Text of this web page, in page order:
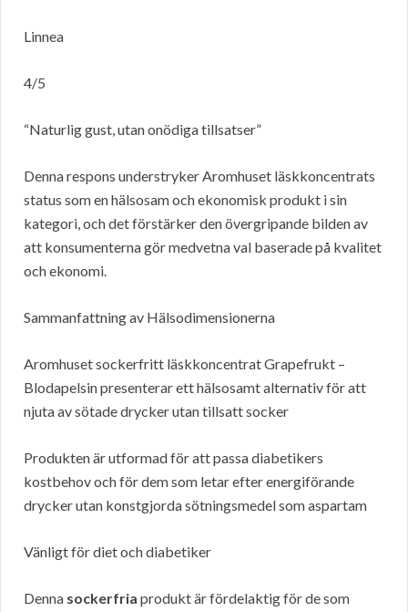
Linnea
4/5
“Naturlig gust, utan onödiga tillsatser”
Denna respons understryker Aromhuset läskkoncentrats
status som en hälsosam och ekonomisk produkt i sin
kategori, och det förstärker den övergripande bilden av
att konsumenterna gör medvetna val baserade på kvalitet
och ekonomi.
Sammanfattning av Hälsodimensionerna
Aromhuset sockerfritt läskkoncentrat Grapefrukt –
Blodapelsin presenterar ett hälsosamt alternativ för att
njuta av sötade drycker utan tillsatt socker
Produkten är utformad för att passa diabetikers
kostbehov och för dem som letar efter energiförande
drycker utan konstgjorda sötningsmedel som aspartam
Vänligt för diet och diabetiker
Denna sockerfria produkt är fördelaktig för de som